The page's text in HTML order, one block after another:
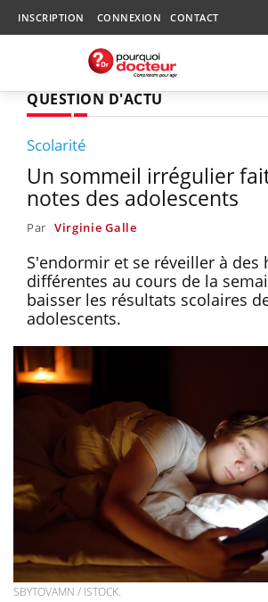
INSCRIPTION CONNEXION CONTACT
QUESTION D'ACTU
Scolarité
Un sommeil irrégulier
notes des adolescents
Par Virginie Galle
S'endormir et se réveiller à des
différentes au cours de la
baisser les résultats scolaires
adolescents.
SBYTOVAMN / ISTOCK.